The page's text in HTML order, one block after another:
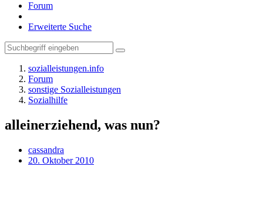
Forum
Erweiterte Suche
sozialleistungen.info
Forum
sonstige Sozialleistungen
Sozialhilfe
alleinerziehend, was nun?
cassandra
20. Oktober 2010